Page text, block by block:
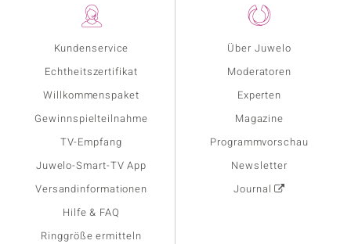
Kundenservice
Echtheitszertifikat
Willkommenspaket
Gewinnspielteilnahme
TV-Empfang
Juwelo-Smart-TV App
Versandinformationen
Hilfe & FAQ
Ringgröße ermitteln
Über Juwelo
Moderatoren
Experten
Magazine
Programmvorschau
Newsletter
Journal